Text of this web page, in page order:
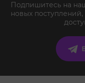
Подпишитесь на
новых